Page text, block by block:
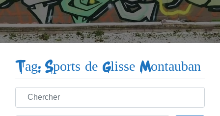
Tag: Sports de Glisse Montauban
Chercher